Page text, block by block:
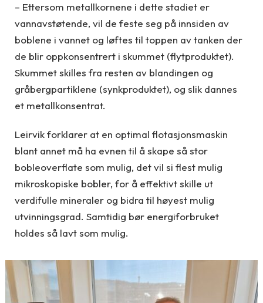
– Ettersom metallkornene i dette stadiet er
vannavstøtende, vil de feste seg på innsiden av
boblene i vannet og løftes til toppen av tanken der
de blir oppkonsentrert i skummet (flytproduktet).
Skummet skilles fra resten av blandingen og
gråbergpartiklene (synkproduktet), og slik dannes
et metallkonsentrat.
Leirvik forklarer at en optimal flotasjonsmaskin
blant annet må ha evnen til å skape så stor
bobleoverflate som mulig, det vil si flest mulig
mikroskopiske bobler, for å effektivt skille ut
verdifulle mineraler og bidra til høyest mulig
utvinningsgrad. Samtidig bør energiforbruket
holdes så lavt som mulig.